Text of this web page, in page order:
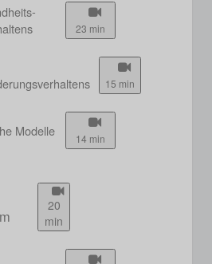
23 min
15 min
Modelle 14 min
20
min